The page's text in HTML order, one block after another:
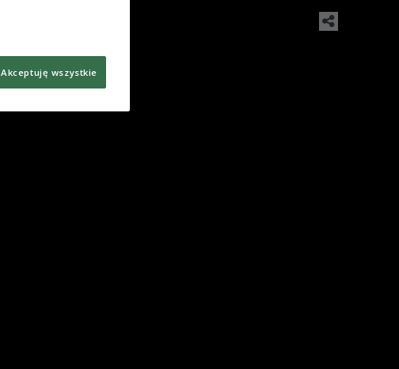
Akceptuję wszystkie